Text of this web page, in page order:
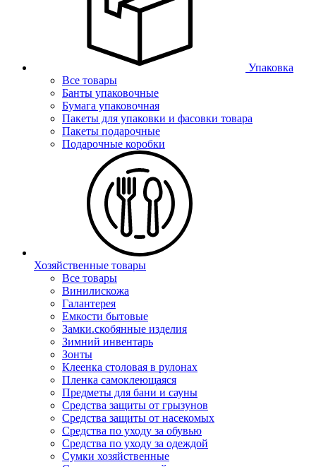
Упаковка
Все товары
Банты упаковочные
Бумага упаковочная
Пакеты для упаковки и фасовки товара
Пакеты подарочные
Подарочные коробки
Хозяйственные товары
Все товары
Винилискожа
Галантерея
Емкости бытовые
Замки.скобянные изделия
Зимний инвентарь
Зонты
Клеенка столовая в рулонах
Пленка самоклеющаяся
Предметы для бани и сауны
Средства защиты от грызунов
Средства защиты от насекомых
Средства по уходу за обувью
Средства по уходу за одеждой
Сумки хозяйственные